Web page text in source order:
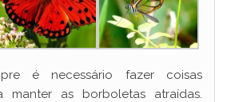
é necessário fazer coisas
manter as borboletas atraídas.